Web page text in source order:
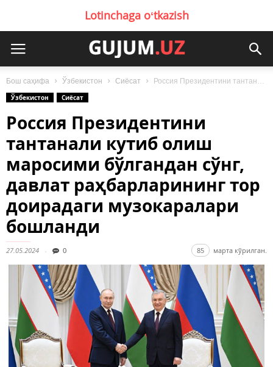
Lotinchaga oʻtkazish
Бош саҳифа Ўзбекистон Сиёсат
Россия Президентини тантанали кутиб олиш маросими бўлгандан сўнг, давлат раҳбарларининг тор доирадаги...
Ўзбекистон
Сиёсат
Россия Президентини
тантанали кутиб олиш
маросими бўлгандан сўнг,
давлат раҳбарларининг тор
доирадаги музокаралари
бошланди
27.05.2024 0 85 марта кўрилган.